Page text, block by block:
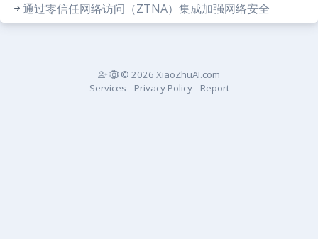
通过零信任网络访问（ZTNA）集成加强网络安全
© 2026 XiaoZhuAI.com
Services
Privacy Policy Report